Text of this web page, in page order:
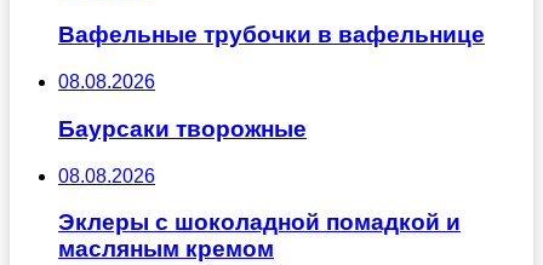
Вафельные трубочки в вафельнице
08.08.2026
Баурсаки творожные
08.08.2026
Эклеры с шоколадной помадкой и
масляным кремом